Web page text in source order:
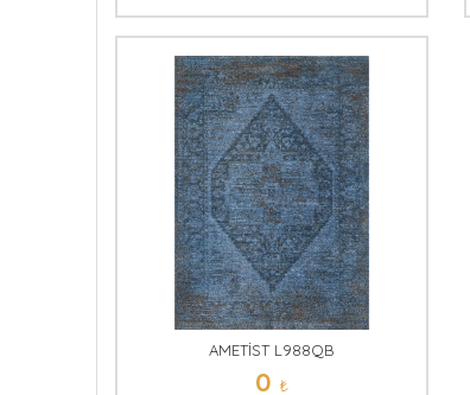
AMETİST L988QB
0 ₺